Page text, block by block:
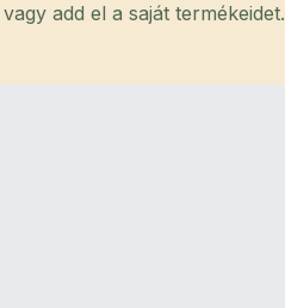
add el a saját termékeidet.